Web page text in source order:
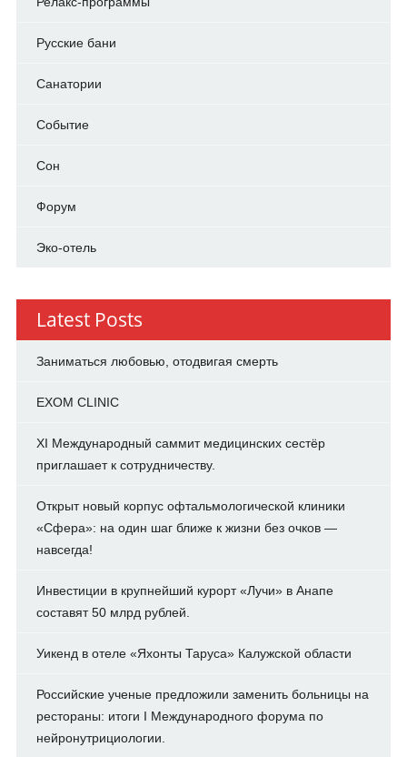
Русские бани
Санатории
Событие
Сон
Форум
Эко-отель
Latest Posts
Заниматься любовью, отодвигая смерть
EXOM CLINIC
XI Международный саммит медицинских сестёр
приглашает к сотрудничеству.
Открыт новый корпус офтальмологической клиники
«Сфера»: на один шаг ближе к жизни без очков —
навсегда!
Инвестиции в крупнейший курорт «Лучи» в Анапе
составят 50 млрд рублей.
Уикенд в отеле «Яхонты Таруса» Калужской области
Российские ученые предложили заменить больницы на
рестораны: итоги I Международного форума по
нейронутрициологии.